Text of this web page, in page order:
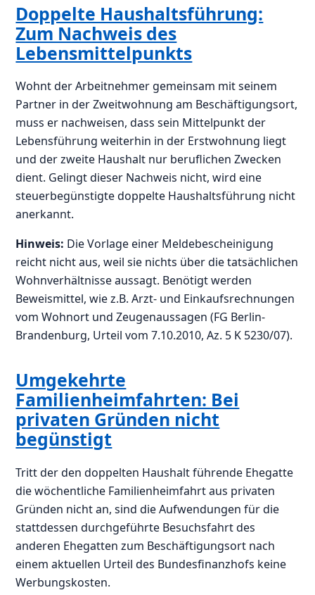
Doppelte Haushaltsführung:
Zum Nachweis des
Lebensmittelpunkts
Wohnt der Arbeitnehmer gemeinsam mit seinem
Partner in der Zweitwohnung am Beschäftigungsort,
muss er nachweisen, dass sein Mittelpunkt der
Lebensführung weiterhin in der Erstwohnung liegt
und der zweite Haushalt nur beruflichen Zwecken
dient. Gelingt dieser Nachweis nicht, wird eine
steuerbegünstigte doppelte Haushaltsführung nicht
anerkannt.
Hinweis: Die Vorlage einer Meldebescheinigung
reicht nicht aus, weil sie nichts über die tatsächlichen
Wohnverhältnisse aussagt. Benötigt werden
Beweismittel, wie z.B. Arzt- und Einkaufsrechnungen
vom Wohnort und Zeugenaussagen (FG Berlin-
Brandenburg, Urteil vom 7.10.2010, Az. 5 K 5230/07).
Umgekehrte
Familienheimfahrten: Bei
privaten Gründen nicht
begünstigt
Tritt der den doppelten Haushalt führende Ehegatte
die wöchentliche Familienheimfahrt aus privaten
Gründen nicht an, sind die Aufwendungen für die
stattdessen durchgeführte Besuchsfahrt des
anderen Ehegatten zum Beschäftigungsort nach
einem aktuellen Urteil des Bundesfinanzhofs keine
Werbungskosten.